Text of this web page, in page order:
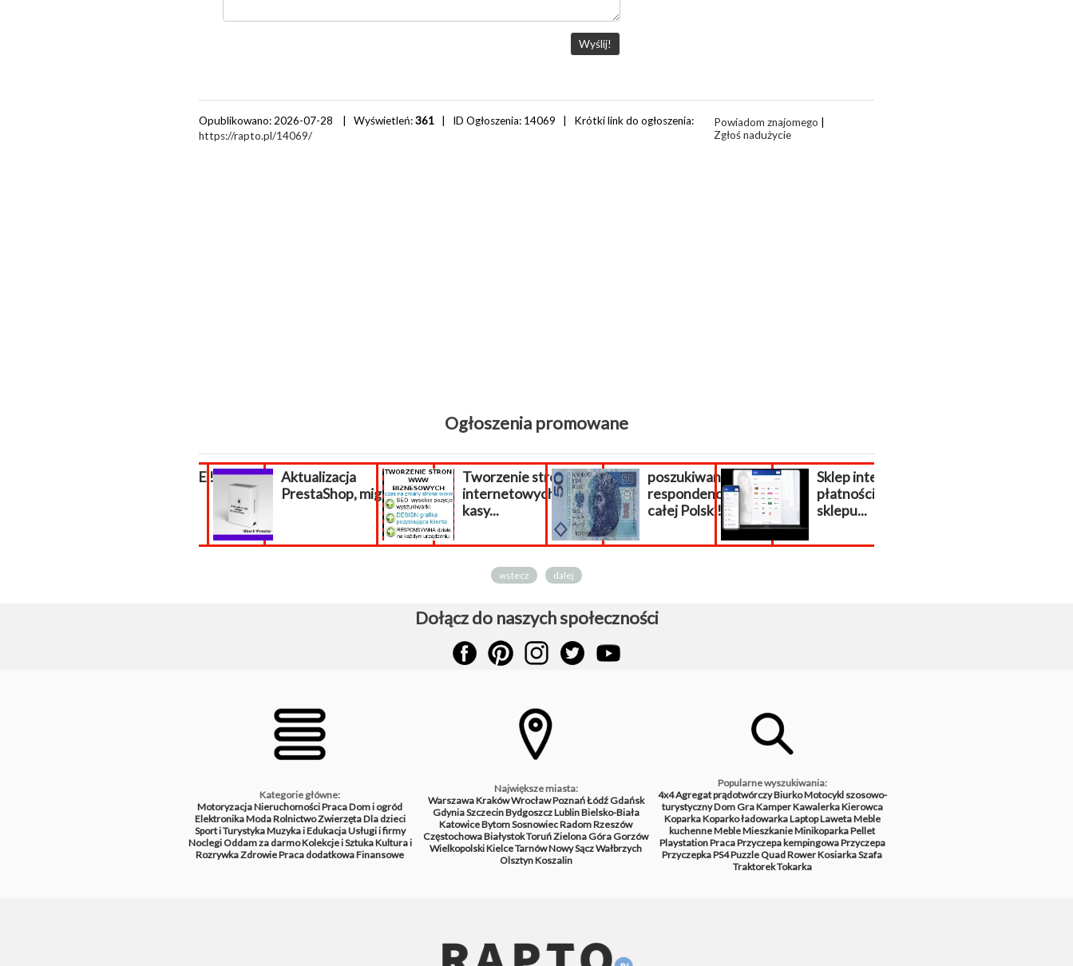
Opublikowano: 2026-07-28 | Wyświetleń:361| ID Ogłoszenia: 14069 | Krótki link do ogłoszenia:
https://rapto.pl/14069/
Powiadom znajomego
Zgłoś nadużycie
Ogłoszenia promowane
WAKACJE !!!
Aktualizacja
PrestaShop, migracja...
Tworzenie stron
internetowych
kasy...
poszukiwani
respondenci z
całej Polski!
Sklep internetowy
płatności do
sklepu...
wstecz dalej
Dołącz do naszych społeczności
Kategorie główne:
MotoryzacjaNieruchomościPracaDom i ogród
ElektronikaModaRolnictwoZwierzętaDla dzieci
Sport i TurystykaMuzyka i EdukacjaUsługi i firmy
NoclegiOddam za darmoKolekcje i SztukaKultura i
RozrywkaZdrowiePraca dodatkowaFinansowe
Największe miasta:
WarszawaKrakówWrocławPoznańŁódźGdańsk
GdyniaSzczecinBydgoszczLublinBielsko-Biała
KatowiceBytomSosnowiecRadomRzeszów
CzęstochowaBiałystokToruńZielona GóraGorzów
WielkopolskiKielceTarnówNowy SączWałbrzych
OlsztynKoszalin
Popularne wyszukiwania:
4x4Agregat prądotwórczyBiurkoMotocykl szosowo-
turystycznyDomGraKamperKawalerkaKierowca
KoparkaKoparko ładowarkaLaptopLawetaMeble
kuchenneMebleMieszkanieMinikoparkaPellet
PlaystationPracaPrzyczepa kempingowaPrzyczepa
PrzyczepkaPS4PuzzleQuadRowerKosiarkaSzafa
TraktorekTokarka